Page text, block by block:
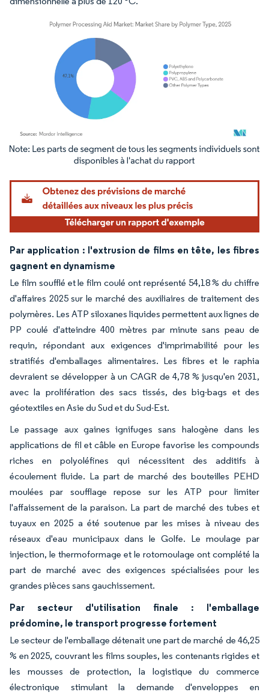
Image © Mordor Intelligence. La réutilisation nécessite une attribution sous CC BY
Par application : l'extrusion de films en tête, les fibres
gagnent en dynamisme
Le film soufflé et le film coulé ont représenté 54,18 % du chiffre
d'affaires 2025 sur le marché des auxiliaires de traitement des
polymères. Les ATP siloxanes liquides permettent aux lignes de
PP coulé d'atteindre 400 mètres par minute sans peau de
requin, répondant aux exigences d'imprimabilité pour les
stratifiés d'emballages alimentaires. Les fibres et le raphia
devraient se développer à un CAGR de 4,78 % jusqu'en 2031,
avec la prolifération des sacs tissés, des big-bags et des
géotextiles en Asie du Sud et du Sud-Est.
Le passage aux gaines ignifuges sans halogène dans les
applications de fil et câble en Europe favorise les compounds
riches en polyoléfines qui nécessitent des additifs à
écoulement fluide. La part de marché des bouteilles PEHD
moulées par soufflage repose sur les ATP pour limiter
l'affaissement de la paraison. La part de marché des tubes et
tuyaux en 2025 a été soutenue par les mises à niveau des
réseaux d'eau municipaux dans le Golfe. Le moulage par
injection, le thermoformage et le rotomoulage ont complété la
part de marché avec des exigences spécialisées pour les
grandes pièces sans gauchissement.
Par secteur d'utilisation finale : l'emballage
prédomine, le transport progresse fortement
Le secteur de l'emballage détenait une part de marché de 46,25
% en 2025, couvrant les films souples, les contenants rigides et
les mousses de protection, la logistique du commerce
électronique stimulant la demande d'enveloppes en